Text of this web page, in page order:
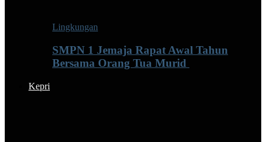
Lingkungan
SMPN 1 Jemaja Rapat Awal Tahun
Bersama Orang Tua Murid ‎
Kepri